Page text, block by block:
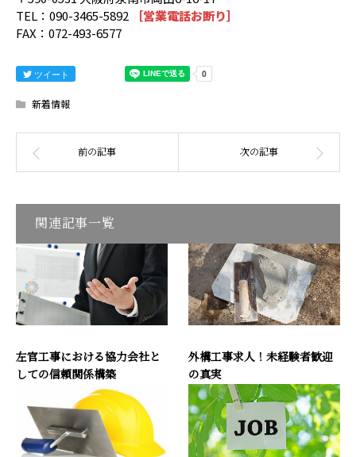
TEL：090-3465-5892
［営業電話お断り］
FAX：072-493-6577
ツイート
新着情報
関連記事一覧
左官工事における協力会社と
しての信頼関係構築
外構工事求人！未経験者歓迎
の真実